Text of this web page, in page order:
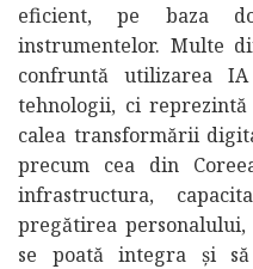
eficient, pe baza
instrumentelor. Multe
confruntă utilizarea
tehnologii, ci
calea transformării
precum cea din
infrastructura,
pregătirea
se poată integra și